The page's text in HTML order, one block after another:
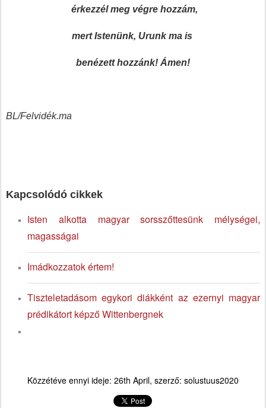
érkezzél meg végre hozzám,
mert Istenünk, Urunk ma is
benézett hozzánk! Ámen!
BL/Felvidék.ma
Kapcsolódó cikkek
Isten alkotta magyar sorsszőttesünk mélységei,
magasságai
Imádkozzatok értem!
Tiszteletadásom egykori diákként az ezernyi magyar
prédikátort képző Wittenbergnek
Közzétéve ennyi ideje: 26th April, szerző: solustuus2020